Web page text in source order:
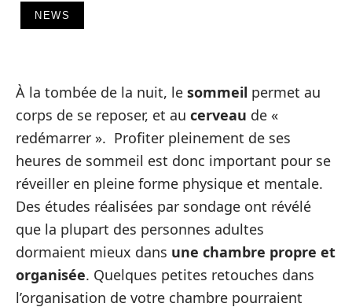
NEWS
À la tombée de la nuit, le sommeil permet au
corps de se reposer, et au cerveau de «
redémarrer ». Profiter pleinement de ses
heures de sommeil est donc important pour se
réveiller en pleine forme physique et mentale.
Des études réalisées par sondage ont révélé
que la plupart des personnes adultes
dormaient mieux dans une chambre propre et
organisée. Quelques petites retouches dans
l’organisation de votre chambre pourraient